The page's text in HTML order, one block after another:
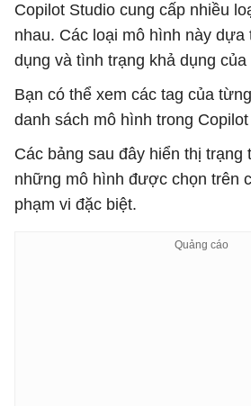
Copilot Studio cung cấp nhiều
nhau. Các loại mô hình này
dụng và tình trạng khả dụng của
Bạn có thể xem các tag của
danh sách mô hình trong
Các bảng sau đây hiển thị trạng
những mô hình được chọn trên
phạm vi đặc biệt.